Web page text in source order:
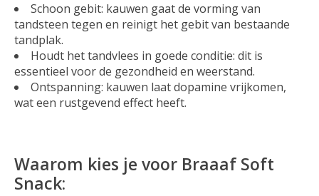
Schoon gebit: kauwen gaat de vorming van
tandsteen tegen en reinigt het gebit van bestaande
tandplak.
Houdt het tandvlees in goede conditie: dit is
essentieel voor de gezondheid en weerstand.
Ontspanning: kauwen laat dopamine vrijkomen,
wat een rustgevend effect heeft.
Waarom kies je voor Braaaf Soft
Snack: